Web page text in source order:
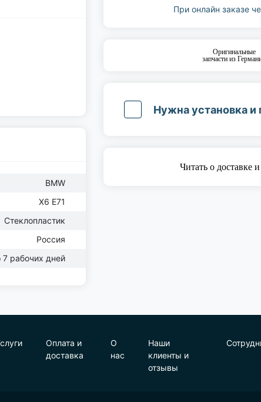
BMW
X6 E71
Стеклопластик
Россия
7 рабочих дней
При онлайн заказе
Оригинальные
запчасти из
Нужна установка и
Читать о доставке
Оплата и
доставка
О
нас
Наши
клиенты и
отзывы